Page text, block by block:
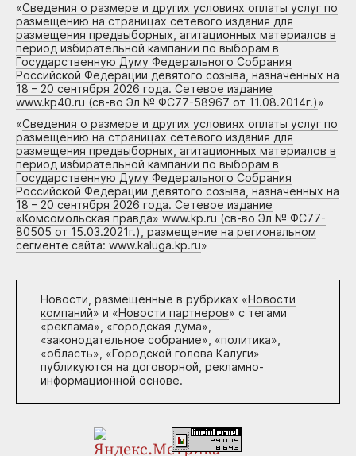
«Сведения о размере и других условиях оплаты услуг по
размещению на страницах сетевого издания для
размещения предвыборных, агитационных материалов в
период избирательной кампании по выборам в
Государственную Думу Федерального Собрания
Российской Федерации девятого созыва, назначенных на
18 – 20 сентября 2026 года. Сетевое издание
www.kp40.ru (св-во Эл № ФС77-58967 от 11.08.2014г.)»
«Сведения о размере и других условиях оплаты услуг по
размещению на страницах сетевого издания для
размещения предвыборных, агитационных материалов в
период избирательной кампании по выборам в
Государственную Думу Федерального Собрания
Российской Федерации девятого созыва, назначенных на
18 – 20 сентября 2026 года. Сетевое издание
«Комсомольская правда» www.kp.ru (св-во Эл № ФС77-
80505 от 15.03.2021г.), размещение на региональном
сегменте сайта: www.kaluga.kp.ru»
Новости, размещенные в рубриках «Новости
компаний» и «Новости партнеров» с тегами
«реклама», «городская дума»,
«законодательное собрание», «политика»,
«область», «Городской голова Калуги»
публикуются на договорной, рекламно-
информационной основе.